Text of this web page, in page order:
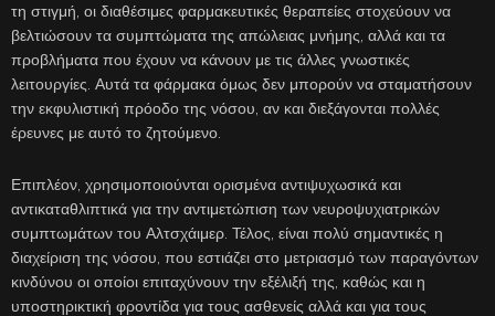
τη στιγμή, οι διαθέσιμες φαρμακευτικές θεραπείες στοχεύουν να
βελτιώσουν τα συμπτώματα της απώλειας μνήμης, αλλά και τα
προβλήματα που έχουν να κάνουν με τις άλλες γνωστικές
λειτουργίες. Αυτά τα φάρμακα όμως δεν μπορούν να σταματήσουν
την εκφυλιστική πρόοδο της νόσου, αν και διεξάγονται πολλές
έρευνες με αυτό το ζητούμενο.
Επιπλέον, χρησιμοποιούνται ορισμένα αντιψυχωσικά και
αντικαταθλιπτικά για την αντιμετώπιση των νευροψυχιατρικών
συμπτωμάτων του Αλτσχάιμερ. Τέλος, είναι πολύ σημαντικές η
διαχείριση της νόσου, που εστιάζει στο μετριασμό των παραγόντων
κινδύνου οι οποίοι επιταχύνουν την εξέλιξή της, καθώς και η
υποστηρικτική φροντίδα για τους ασθενείς αλλά και για τους